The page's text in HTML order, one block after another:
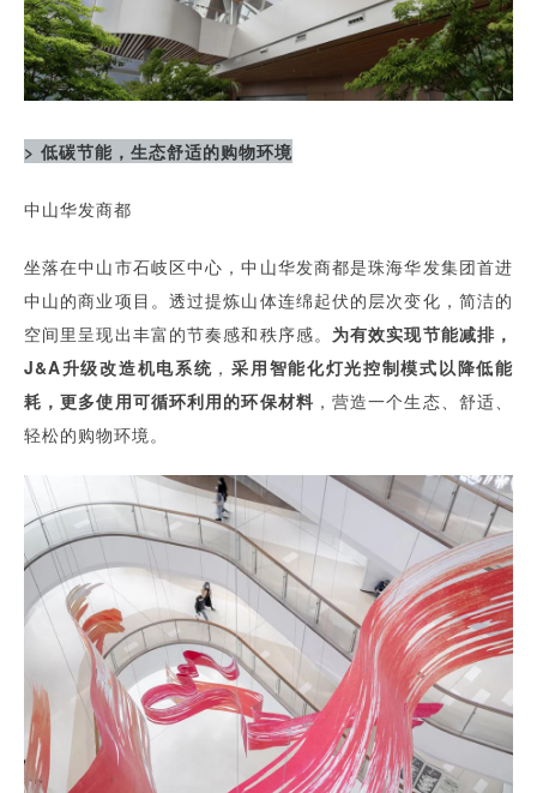
> 低碳节能，生态舒适的购物环境
中山华发商都
坐落在中山市石岐区中心，中山华发商都是珠海华发集团首进
中山的商业项目。透过提炼山体连绵起伏的层次变化，简洁的
空间里呈现出丰富的节奏感和秩序感。 为有效实现节能减排，
J&A升级改造机电系统 ，采用智能化灯光控制模式以降低能
耗，更多使用可循环利用的环保材料 ，营造一个生态、舒适、
轻松的购物环境。